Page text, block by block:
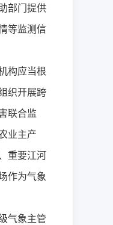
部门提供
等监测信
应当根
织开展跨
联合监
业主产
重要江河
作为气象
象主管